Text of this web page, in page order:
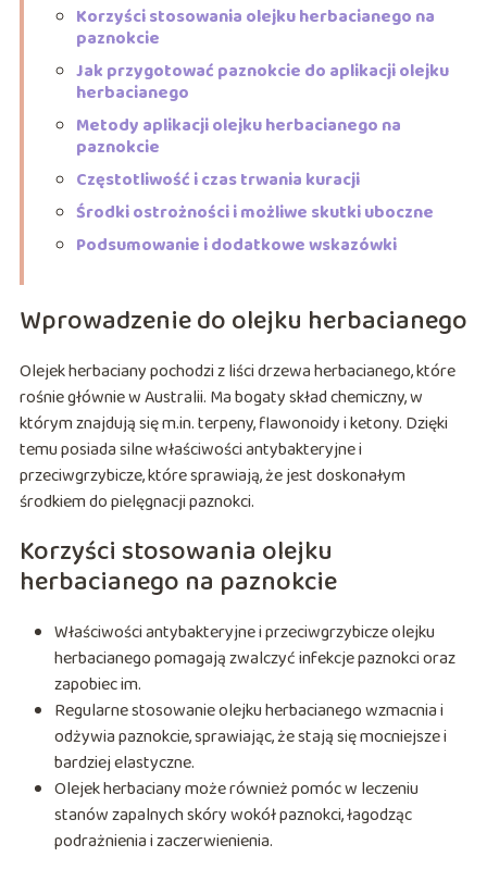
Korzyści stosowania olejku herbacianego na
paznokcie
Jak przygotować paznokcie do aplikacji olejku
herbacianego
Metody aplikacji olejku herbacianego na
paznokcie
Częstotliwość i czas trwania kuracji
Środki ostrożności i możliwe skutki uboczne
Podsumowanie i dodatkowe wskazówki
Wprowadzenie do olejku herbacianego
Olejek herbaciany pochodzi z liści drzewa herbacianego, które
rośnie głównie w Australii. Ma bogaty skład chemiczny, w
którym znajdują się m.in. terpeny, flawonoidy i ketony. Dzięki
temu posiada silne właściwości antybakteryjne i
przeciwgrzybicze, które sprawiają, że jest doskonałym
środkiem do pielęgnacji paznokci.
Korzyści stosowania olejku
herbacianego na paznokcie
Właściwości antybakteryjne i przeciwgrzybicze olejku
herbacianego pomagają zwalczyć infekcje paznokci oraz
zapobiec im.
Regularne stosowanie olejku herbacianego wzmacnia i
odżywia paznokcie, sprawiając, że stają się mocniejsze i
bardziej elastyczne.
Olejek herbaciany może również pomóc w leczeniu
stanów zapalnych skóry wokół paznokci, łagodząc
podrażnienia i zaczerwienienia.